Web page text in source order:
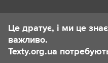
Це дратує, і ми це
важливо.
Texty.org.ua